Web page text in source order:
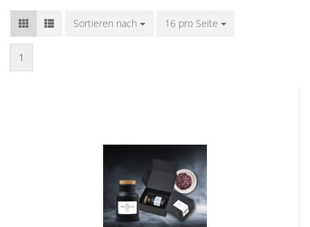
Sortieren nach
Sortieren nach 16 pro Seite
pro Seite
1